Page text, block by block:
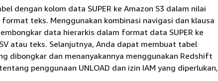
dengan kolom data SUPER ke Amazon S3 dalam nilai
format teks. Menggunakan kombinasi navigasi dan klausa
data hierarkis dalam format data SUPER ke
atau teks. Selanjutnya, Anda dapat membuat tabel
dibongkar dan menanyakannya menggunakan Redshift
penggunaan UNLOAD dan izin IAM yang diperlukan,